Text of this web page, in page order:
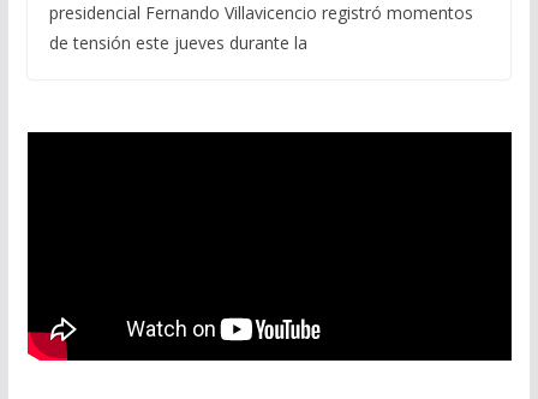
presidencial Fernando Villavicencio registró momentos
de tensión este jueves durante la